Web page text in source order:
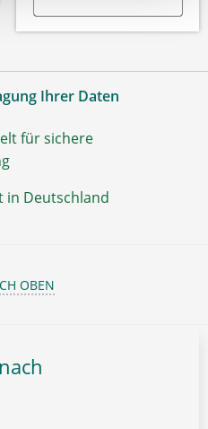
Ihrer Daten
für sichere
Deutschland
OBEN